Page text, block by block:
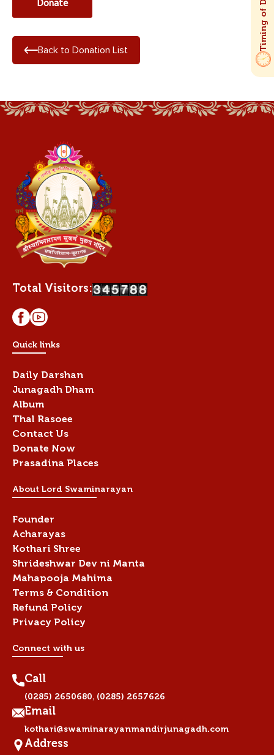
Back to Donation List
Total Visitors:
Quick links
Daily Darshan
Junagadh Dham
Album
Thal Rasoee
Contact Us
Donate Now
Prasadina Places
About Lord Swaminarayan
Founder
Acharayas
Kothari Shree
Shrideshwar Dev ni Manta
Mahapooja Mahima
Terms & Condition
Refund Policy
Privacy Policy
Connect with us
Call
(0285) 2650680, (0285) 2657626
Email
kothari@swaminarayanmandirjunagadh.com
Address